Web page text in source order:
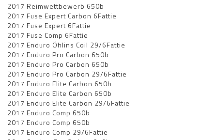
2017 Reimwettbewerb 650b
2017 Fuse Expert Carbon 6Fattie
2017 Fuse Expert 6Fattie
2017 Fuse Comp 6Fattie
2017 Enduro Öhlins Coil 29/6Fattie
2017 Enduro Pro Carbon 650b
2017 Enduro Pro Carbon 650b
2017 Enduro Pro Carbon 29/6Fattie
2017 Enduro Elite Carbon 650b
2017 Enduro Elite Carbon 650b
2017 Enduro Elite Carbon 29/6Fattie
2017 Enduro Comp 650b
2017 Enduro Comp 650b
2017 Enduro Comp 29/6Fattie